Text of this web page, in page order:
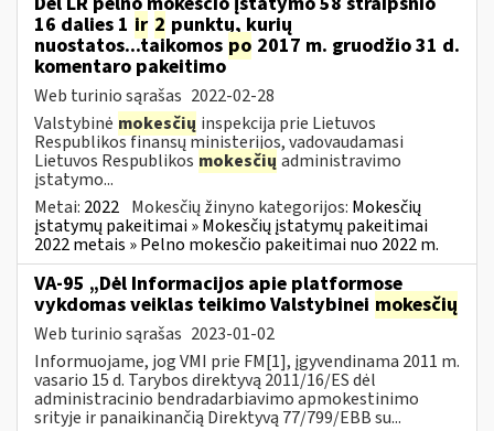
16 dalies 1 ir 2 punktų, kurių
nuostatos...taikomos po 2017 m. gruodžio 31 d.
komentaro pakeitimo
Web turinio sąrašas 2022-02-28
Valstybinė mokesčių inspekcija prie Lietuvos
Respublikos finansų ministerijos, vadovaudamasi
Lietuvos Respublikos mokesčių administravimo
įstatymo...
Metai: 2022 Mokesčių žinyno kategorijos: Mokesčių
įstatymų pakeitimai » Mokesčių įstatymų pakeitimai
2022 metais » Pelno mokesčio pakeitimai nuo 2022 m.
VA-95 „Dėl Informacijos apie platformose
vykdomas veiklas teikimo Valstybinei mokesčių
Web turinio sąrašas 2023-01-02
Informuojame, jog VMI prie FM[1], įgyvendinama 2011 m.
vasario 15 d. Tarybos direktyvą 2011/16/ES dėl
administracinio bendradarbiavimo apmokestinimo
srityje ir panaikinančią Direktyvą 77/799/EBB su...